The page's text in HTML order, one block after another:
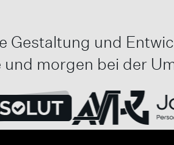
Gestaltung und
morgen bei der